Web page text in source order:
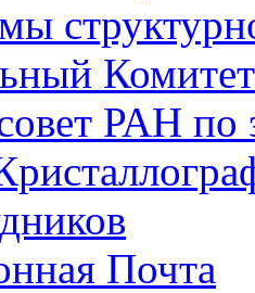
РАН по
Почта